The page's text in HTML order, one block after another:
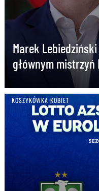
Marek
głównym mistrzyń
KOSZYKÓWKA KOBIET